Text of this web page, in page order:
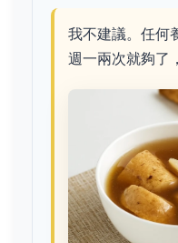
我不建議。任何
週一兩次就夠了